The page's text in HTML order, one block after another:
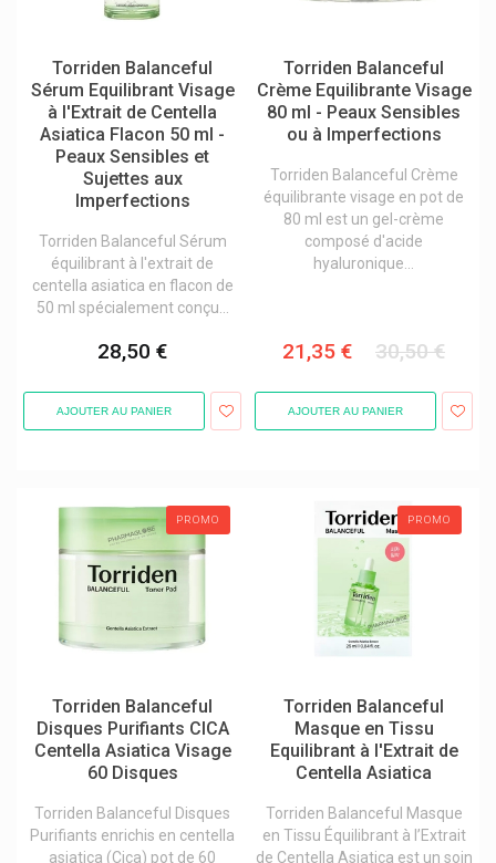
Vitalp Swiss Bonbons
Vitanutrics
Vitry Accessoires Vernis Et Cosmétiques
Vlsufarma International
Voltanatura Gel Gsk
Vortex
Vtm
Weleda Cosmétique Bio Naturelle
Wellion
Willem
Wm Supplies
Ypsomed
Zambon
Zein Pharma
Zoetis
Torriden Balanceful
Sérum Equilibrant Visage
à l'Extrait de Centella
Asiatica Flacon 50 ml -
Peaux Sensibles et
Sujettes aux
Imperfections
Torriden Balanceful Sérum
équilibrant à l'extrait de
centella asiatica en flacon de
50 ml spécialement conçu...
28,50 €
AJOUTER AU PANIER
Torriden Balanceful
Crème Equilibrante Visage
80 ml - Peaux Sensibles
ou à Imperfections
Torriden Balanceful Crème
équilibrante visage en pot de
80 ml est un gel-crème
composé d'acide
hyaluronique...
21,35 € 30,50 €
AJOUTER AU PANIER
PROMO
Torriden Balanceful
Disques Purifiants CICA
Centella Asiatica Visage
60 Disques
Torriden Balanceful Disques
Purifiants enrichis en centella
asiatica (Cica) pot de 60
PROMO
Torriden Balanceful
Masque en Tissu
Equilibrant à l'Extrait de
Centella Asiatica
Torriden Balanceful Masque
en Tissu Équilibrant à l’Extrait
de Centella Asiatica est un soin